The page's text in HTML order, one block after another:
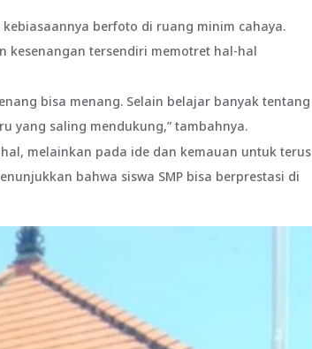
berfoto di ruang minim cahaya.
kesenangan tersendiri memotret hal-hal
bisa menang. Selain belajar banyak tentang
yang saling mendukung,” tambahnya.
melainkan pada ide dan kemauan untuk terus
bahwa siswa SMP bisa berprestasi di